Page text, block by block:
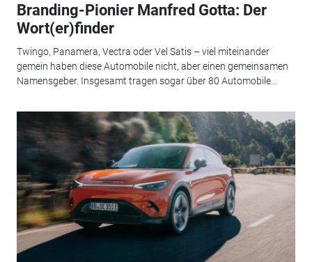
Branding-Pionier Manfred Gotta: Der
Wort(er)finder
Twingo, Panamera, Vectra oder Vel Satis – viel miteinander
gemein haben diese Automobile nicht, aber einen gemeinsamen
Namensgeber. Insgesamt tragen sogar über 80 Automobile...